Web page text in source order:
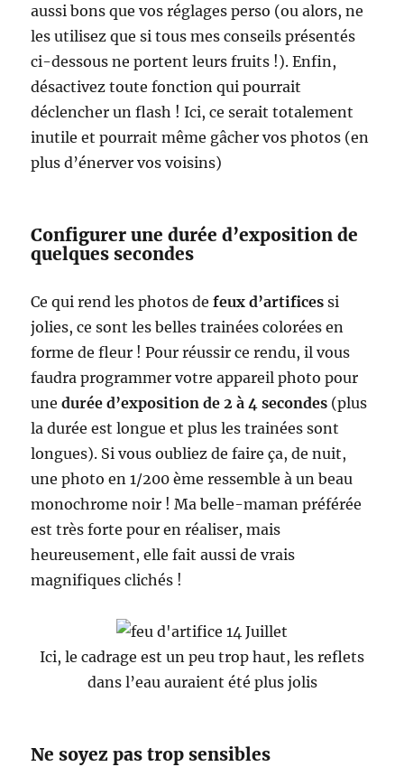
aussi bons que vos réglages perso (ou alors, ne
les utilisez que si tous mes conseils présentés
ci-dessous ne portent leurs fruits !). Enfin,
désactivez toute fonction qui pourrait
déclencher un flash ! Ici, ce serait totalement
inutile et pourrait même gâcher vos photos (en
plus d’énerver vos voisins)
Configurer une durée d’exposition de
quelques secondes
Ce qui rend les photos defeux d’artifices si
jolies, ce sont les belles trainées colorées en
forme de fleur ! Pour réussir ce rendu, il vous
faudra programmer votre appareil photo pour
unedurée d’exposition de 2 à 4 secondes (plus
la durée est longue et plus les trainées sont
longues). Si vous oubliez de faire ça, de nuit,
une photo en 1/200 ème ressemble à un beau
monochrome noir ! Ma belle-maman préférée
est très forte pour en réaliser, mais
heureusement, elle fait aussi de vrais
magnifiques clichés !
Ici, le cadrage est un peu trop haut, les reflets
dans l’eau auraient été plus jolis
Ne soyez pas trop sensibles